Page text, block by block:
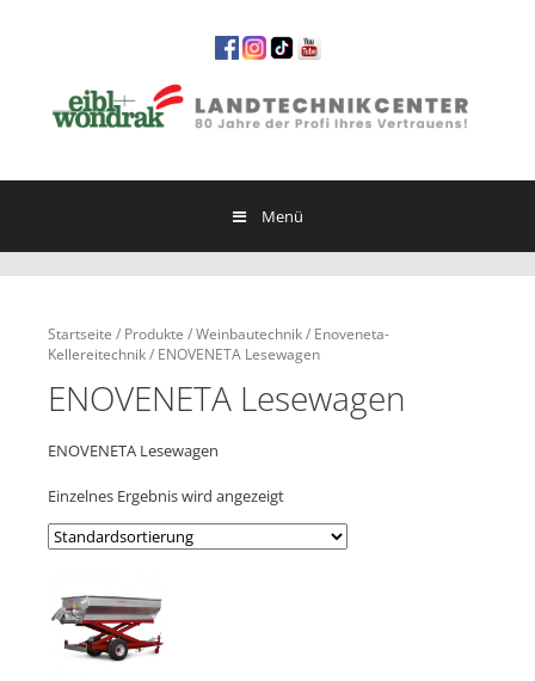
Menü
Startseite / Produkte /Weinbautechnik/ Enoveneta-
Kellereitechnik/ ENOVENETA Lesewagen
ENOVENETA Lesewagen
ENOVENETA Lesewagen
Einzelnes Ergebnis wird angezeigt